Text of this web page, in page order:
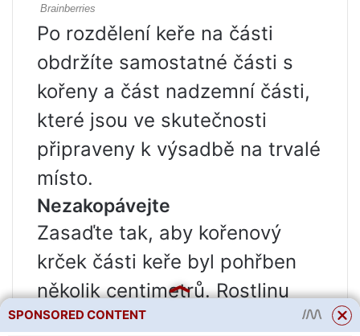
Po rozdělení keře na části
obdržíte samostatné části s
kořeny a část nadzemní části,
které jsou ve skutečnosti
připraveny k výsadbě na trvalé
místo.
Nezakopávejte
Zasaďte tak, aby kořenový
krček části keře byl pohřben
několik centimetrů. Rostlinu
můžete zasadit tak, že
SPONSORED CONTENT